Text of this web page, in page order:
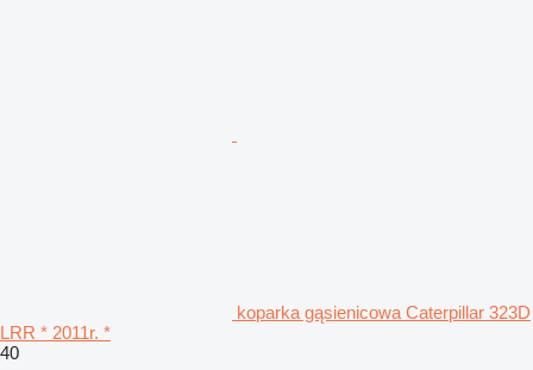
koparka gąsienicowa Caterpillar 323D
LRR * 2011r. *
40